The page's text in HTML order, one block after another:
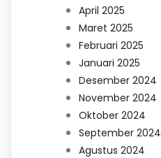
April 2025
Maret 2025
Februari 2025
Januari 2025
Desember 2024
November 2024
Oktober 2024
September 2024
Agustus 2024